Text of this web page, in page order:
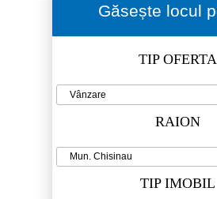
Găsește locul
TIP OFERTA
RAION
TIP IMOBIL